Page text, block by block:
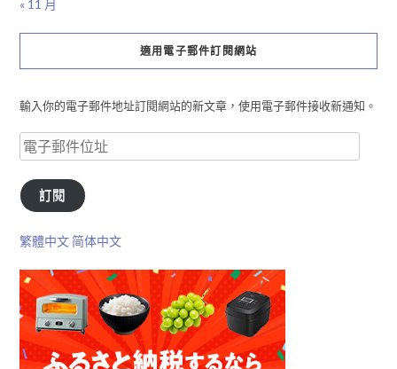
« 11 月
適用電子郵件訂閱網站
輸入你的電子郵件地址訂閱網站的新文章，使用電子郵件接收新通知。
訂閱
繁體中文 简体中文